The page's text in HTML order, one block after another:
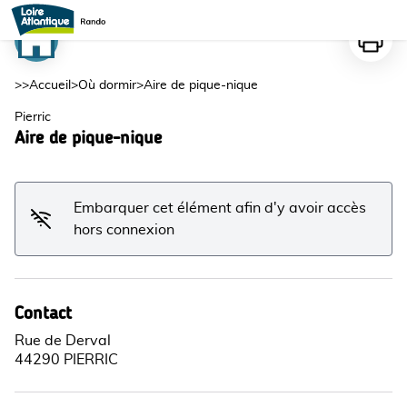
Aire de pique-nique
Voir l'image en plein écran
>>Accueil >Où dormir>Aire de pique-nique
Pierric
Aire de pique-nique
Embarquer cet élément afin d'y avoir accès
hors connexion
Contact
Rue de Derval
44290 PIERRIC